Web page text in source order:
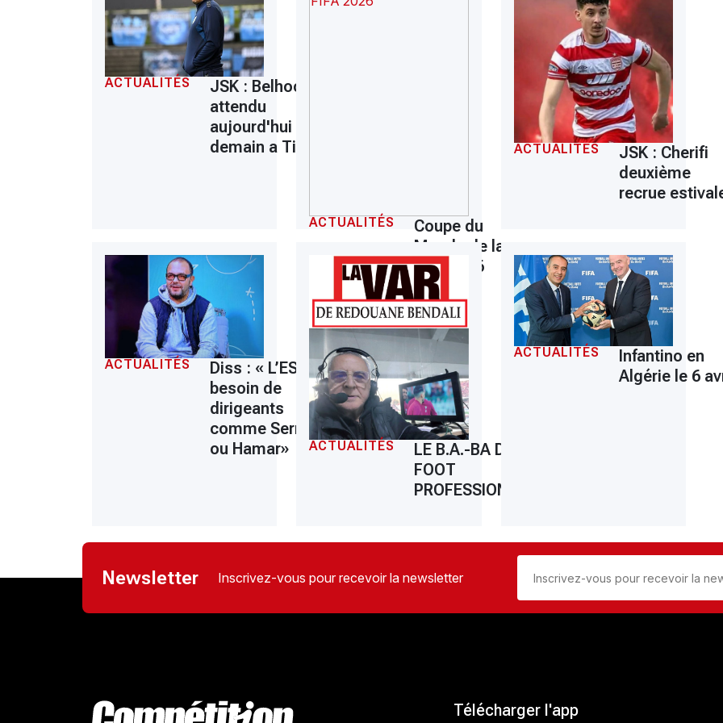
ACTUALITÉS
JSK : Belhocine
attendu
aujourd'hui ou
demain a Tizi
ACTUALITÉS
Coupe du
Monde de la
FIFA 2026
ACTUALITÉS
JSK : Cherifi
deuxième
recrue
ACTUALITÉS
Diss : « L’ESS a
besoin de
dirigeants
comme Serrar
ou Hamar»
ACTUALITÉS
LE B.A.-BA DU
FOOT
PROFESSIONNEL
ACTUALITÉS
Infantino en
Algérie le 6
Newsletter Inscrivez-vous pour recevoir la newsletter
Télécharger l'app